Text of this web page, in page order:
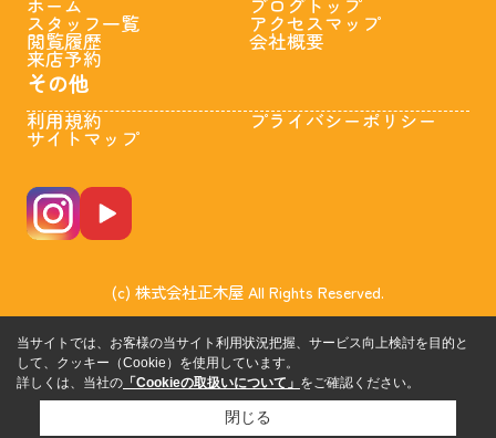
スタッフ一覧
閲覧履歴
来店予約
アクセスマップ
会社概要
その他
利用規約
サイトマップ
プライバシーポリシー
(c) 株式会社正木屋 All Rights Reserved.
当サイトでは、お客様の当サイト利用状況把握、サービス向上検討を目的と
して、クッキー（Cookie）を使用しています。
詳しくは、当社の 「Cookieの取扱いについて」 をご確認ください。
閉じる